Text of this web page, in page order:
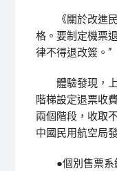
《關於改進民
格。要制定機票
律不得退改簽。”
體驗發現，上海
階梯設定退票收
兩個階段，收取
中國民用航空局
●個別售票系